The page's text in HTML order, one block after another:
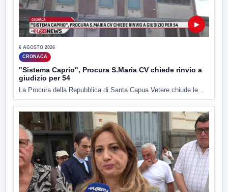
▶
6 AGOSTO 2026
CRONACA
"Sistema Caprio", Procura S.Maria CV chiede rinvio a
giudizio per 54
La Procura della Repubblica di Santa Capua Vetere chiude le...